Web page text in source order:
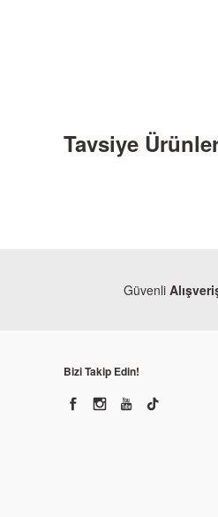
Tavsiye
Güvenli
Bizi Takip Edin!